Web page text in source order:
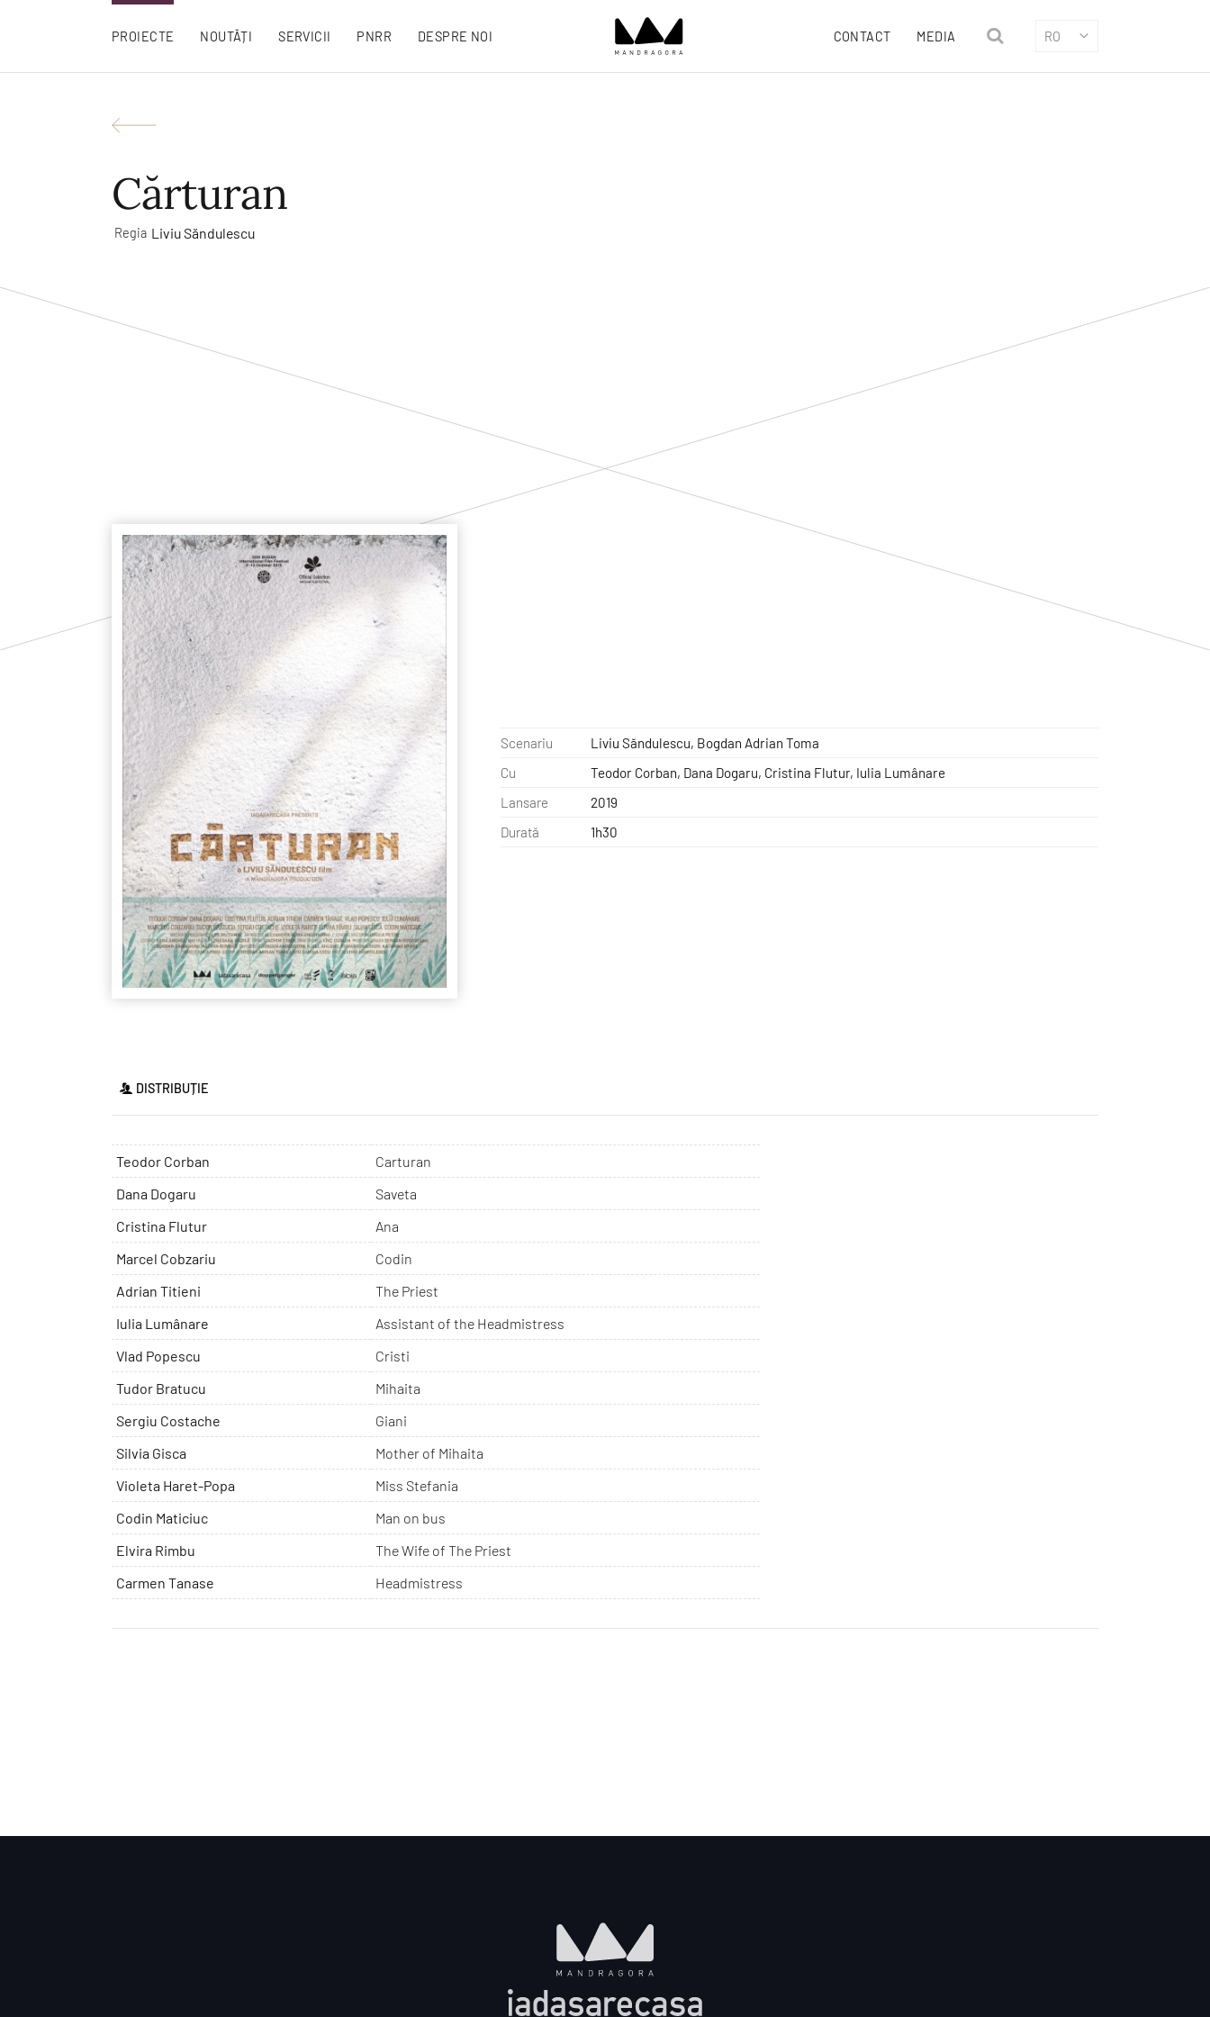
PROIECTE NOUTĂȚI SERVICII PNRR DESPRE NOI CONTACT MEDIA RO
Cărturan
Regia Liviu Săndulescu
Scenariu
Liviu Săndulescu, Bogdan Adrian Toma
Cu
Teodor Corban, Dana Dogaru, Cristina Flutur, Iulia Lumânare
Lansare
2019
Durată
1h30
DISTRIBUȚIE
Teodor Corban
Carturan
Dana Dogaru
Saveta
Cristina Flutur
Ana
Marcel Cobzariu
Codin
Adrian Titieni
The Priest
Iulia Lumânare
Assistant of the Headmistress
Vlad Popescu
Cristi
Tudor Bratucu
Mihaita
Sergiu Costache
Giani
Silvia Gisca
Mother of Mihaita
Violeta Haret-Popa
Miss Stefania
Codin Maticiuc
Man on bus
Elvira Rimbu
The Wife of The Priest
Carmen Tanase
Headmistress